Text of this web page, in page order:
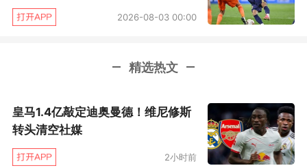
第90+10分钟，李帅传中助攻，安永佳头球攻门
得手。最终，青岛西海岸队2比1击败上海海港。
青岛西海岸出场阵容：16-李昊、5-梅米舍维奇、
鹏）、8-张修维（97’6-金世明）、23-雷森德、
25-彭欣力（93’30-杨展彭）、9-阿齐兹、10-内
尔松卢斯（97’35-南松）、11-戴维森
2026-08-03 00:00
精选热文
皇马1.4亿敲定迪奥曼德！维尼修斯
转头清空社媒
2小时前